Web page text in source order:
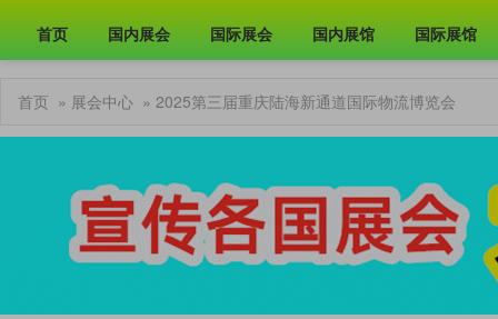
首页 国内展会 国际展会 国内展馆 国际展馆
首页 » 展会中心 » 2025第三届重庆陆海新通道国际物流博览会